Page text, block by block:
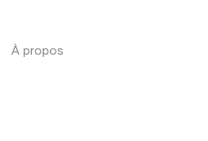
À propos